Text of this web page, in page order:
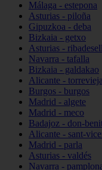
Málaga - estepona
Asturias - piloña
Gipuzkoa - deba
Bizkaia - getxo
Asturias -
Navarra - tafalla
Bizkaia - galdakao
Alicante - torrevieja
Burgos - burgos
Madrid - algete
Madrid - meco
Badajoz - don-
Alicante - sant-
Madrid - parla
Asturias - valdés
Navarra -